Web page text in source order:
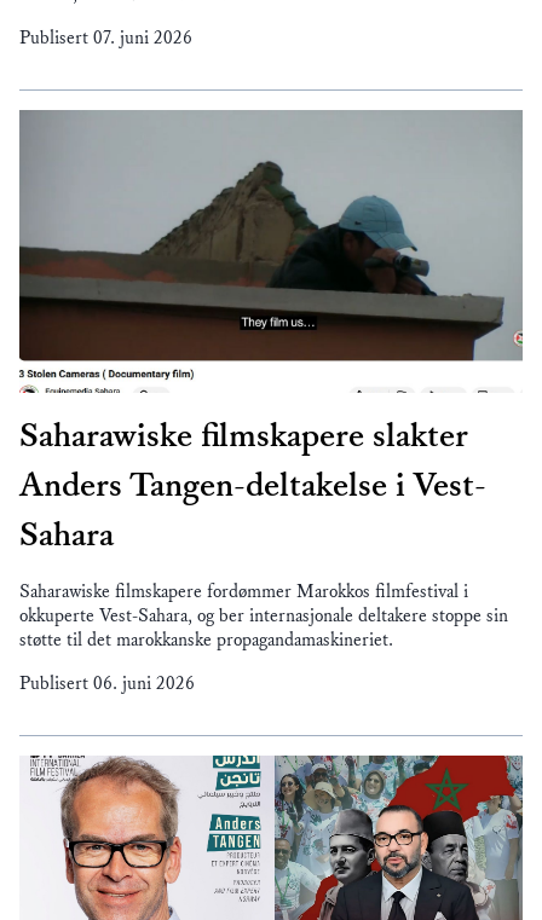
Publisert 07. juni 2026
Saharawiske filmskapere slakter
Anders Tangen-deltakelse i Vest-
Sahara
Saharawiske filmskapere fordømmer Marokkos filmfestival i
okkuperte Vest-Sahara, og ber internasjonale deltakere stoppe sin
støtte til det marokkanske propagandamaskineriet.
Publisert 06. juni 2026